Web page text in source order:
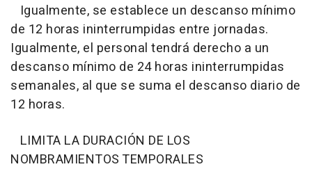
Igualmente, se establece un descanso mínimo
de 12 horas ininterrumpidas entre jornadas.
Igualmente, el personal tendrá derecho a un
descanso mínimo de 24 horas ininterrumpidas
semanales, al que se suma el descanso diario de
12 horas.
LIMITA LA DURACIÓN DE LOS
NOMBRAMIENTOS TEMPORALES